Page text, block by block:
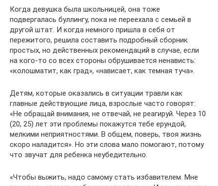
Когда девушка была школьницей, она тоже
подвергалась буллингу, пока не переехала с семьей в
другой штат. И когда немного пришла в себя от
пережитого, решила составить подробный сборник
простых, но действенных рекомендаций в случае, если
на кого-то со всех стороны обрушивается ненависть:
«колошматит, как град», «нависает, как темная туча».
Детям, которые оказались в ситуации травли как
главные действующие лица, взрослые часто говорят:
«Не обращай внимания, не отвечай, не реагируй. Через 10
(20, 25) лет эти проблемы покажутся тебе ерундой,
мелкими неприятностями. В общем, поверь, твоя жизнь
скоро наладится». Но эти слова мало помогают, потому
что звучат для ребенка неубедительно.
«Чтобы выжить, надо самому стать избавителем. Мне